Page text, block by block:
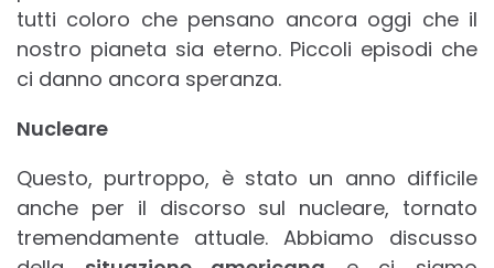
tutti coloro che pensano ancora oggi che il
nostro pianeta sia eterno. Piccoli episodi che
ci danno ancora speranza.
Nucleare
Questo, purtroppo, è stato un anno difficile
anche per il discorso sul nucleare, tornato
tremendamente attuale. Abbiamo discusso